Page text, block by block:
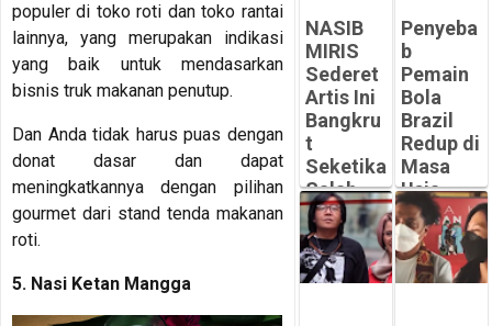
populer di toko roti dan toko rantai
lainnya, yang merupakan indikasi
yang baik untuk mendasarkan
bisnis truk makanan penutup.
Dan Anda tidak harus puas dengan
donat dasar dan dapat
meningkatkannya dengan pilihan
gourmet dari stand tenda makanan
roti.
5. Nasi Ketan Mangga
Peluangsuk
ses.com
NASIB
MIRIS
Sederet
Artis Ini
Bangkru
t
Seketika
Salah
Kelola
Honor
-
Peluangsuk
Penyeba
b
Pemain
Bola
Brazil
Redup di
Masa
Usia
Emasnya
-
Peluangsuk
ses.com